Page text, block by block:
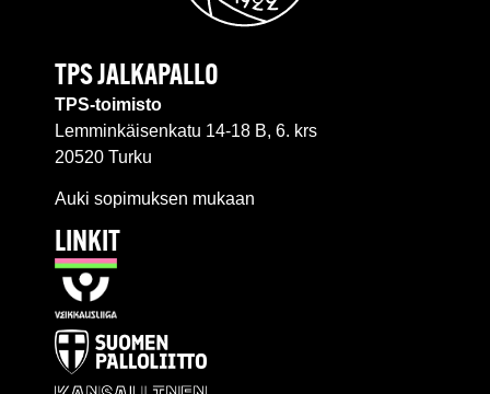
TPS JALKAPALLO
TPS-toimisto
Lemminkäisenkatu 14-18 B, 6. krs
20520 Turku
Auki sopimuksen mukaan
LINKIT